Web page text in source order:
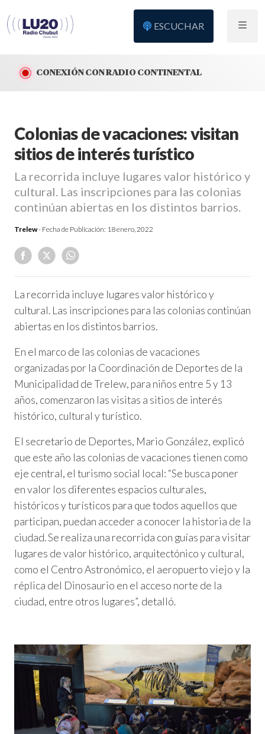
ESCUCHAR
CONEXIÓN CON RADIO CONTINENTAL
Colonias de vacaciones: visitan
sitios de interés turístico
La recorrida incluye lugares valor histórico y
cultural. Las inscripciones para las colonias
continúan abiertas en los distintos barrios.
Trelew- Fecha de Publicación: 18 enero, 2022
La recorrida incluye lugares valor histórico y
cultural. Las inscripciones para las colonias continúan
abiertas en los distintos barrios.
En el marco de las colonias de vacaciones
organizadas por la Coordinación de Deportes de la
Municipalidad de Trelew, para niños entre 5 y 13
años, comenzaron las visitas a sitios de interés
histórico, cultural y turístico.
El secretario de Deportes, Mario González, explicó
que este año las colonias de vacaciones tienen como
eje central, el turismo social local: “Se busca poner
en valor los diferentes espacios culturales,
históricos y turísticos para que todos aquellos que
participan, puedan acceder a conocer la historia de la
ciudad. Se realiza una recorrida con guías para visitar
lugares de valor histórico, arquitectónico y cultural,
como el Centro Astronómico, el aeropuerto viejo y la
réplica del Dinosaurio en el acceso norte de la
ciudad, entre otros lugares”, detalló.